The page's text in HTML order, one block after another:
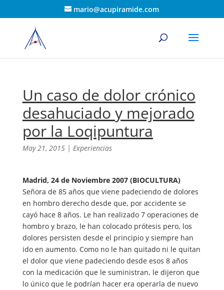
mario@acupiramide.com
Un caso de dolor crónico
desahuciado y mejorado
por la Loqipuntura
May 21, 2015| Experiencias
Madrid, 24 de Noviembre 2007 (BIOCULTURA)
Señora de 85 años que viene padeciendo de dolores
en hombro derecho desde que, por accidente se
cayó hace 8 años. Le han realizado 7 operaciones de
hombro y brazo, le han colocado prótesis pero, los
dolores persisten desde el principio y siempre han
ido en aumento. Como no le han quitado ni le quitan
el dolor que viene padeciendo desde esos 8 años
con la medicación que le suministran, le dijeron que
lo único que le podrían hacer era operarla de nuevo